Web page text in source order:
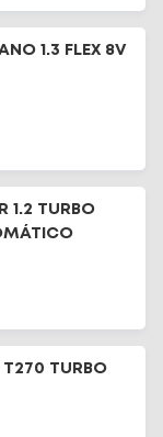
1.3 FLEX 8V
1.2 TURBO
TURBO